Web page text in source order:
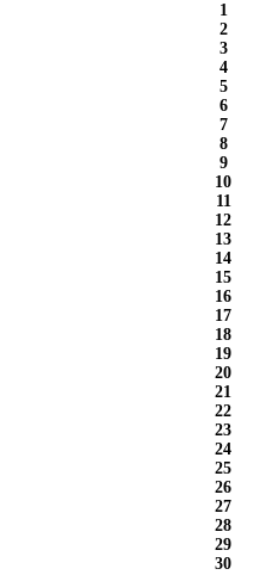
1
2
3
4
5
6
7
8
9
10
11
12
13
14
15
16
17
18
19
20
21
22
23
24
25
26
27
28
29
30